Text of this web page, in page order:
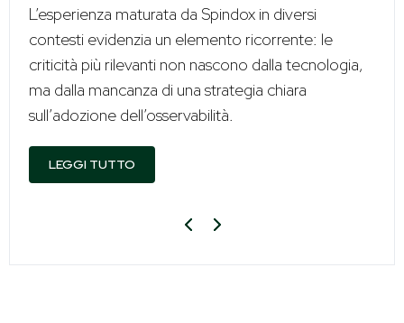
L’esperienza maturata da Spindox in diversi
contesti evidenzia un elemento ricorrente: le
criticità più rilevanti non nascono dalla tecnologia,
ma dalla mancanza di una strategia chiara
sull’adozione dell’osservabilità.
LEGGI TUTTO